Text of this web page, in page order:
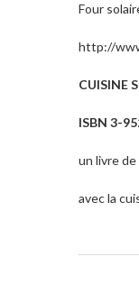
Four
http://
CUISINE
ISBN 3-
un livre
avec la